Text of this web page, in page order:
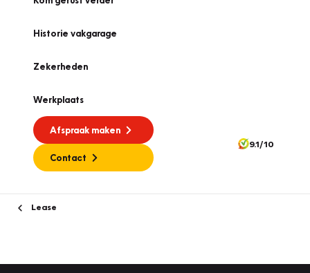
Historie vakgarage
Zekerheden
Werkplaats
Afspraak maken
Contact
9.1/10
Lease